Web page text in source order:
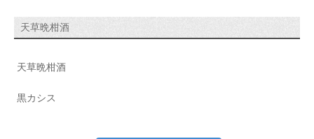
天草晩柑酒
天草晩柑酒
黒カシス